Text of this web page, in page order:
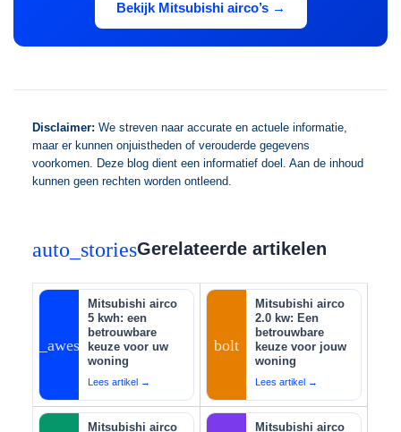
Bekijk Mitsubishi airco’s →
Disclaimer: We streven naar accurate en actuele informatie,
maar er kunnen onjuistheden of verouderde gegevens
voorkomen. Deze blog dient een informatief doel. Aan de inhoud
kunnen geen rechten worden ontleend.
auto_storiesGerelateerde artikelen
auto_awesome
Mitsubishi airco
5 kwh: een
betrouwbare
keuze voor uw
woning
Lees artikel →
bolt
Mitsubishi airco
2.0 kw: Een
betrouwbare
keuze voor jouw
woning
Lees artikel →
Mitsubishi airco Mitsubishi airco